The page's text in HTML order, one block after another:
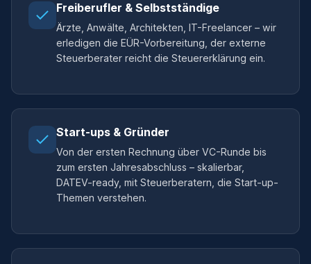
Freiberufler & Selbstständige
Ärzte, Anwälte, Architekten, IT-Freelancer – wir
erledigen die EÜR-Vorbereitung, der externe
Steuerberater reicht die Steuererklärung ein.
Start-ups & Gründer
Von der ersten Rechnung über VC-Runde bis
zum ersten Jahresabschluss – skalierbar,
DATEV-ready, mit Steuerberatern, die Start-up-
Themen verstehen.